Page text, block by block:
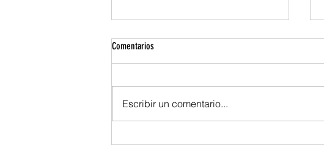
Comentarios
Escribir un comentario...